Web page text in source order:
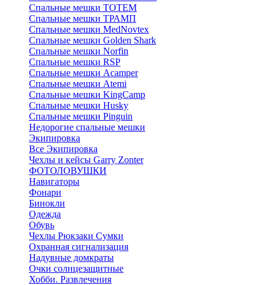
Спальные мешки ТОТЕМ
Спальные мешки ТРАМП
Cпальные мешки MedNovtex
Спальные мешки Golden Shark
Спальные мешки Norfin
Спальные мешки RSP
Спальные мешки Acamper
Спальные мешки Atemi
Спальные мешки KingCamp
Спальные мешки Husky
Спальные мешки Pinguin
Недорогие спальные мешки
Экипировка
Все Экипировка
Чехлы и кейсы Garry Zonter
ФОТОЛОВУШКИ
Навигаторы
Фонари
Бинокли
Одежда
Обувь
Чехлы Рюкзаки Сумки
Охранная сигнализация
Надувные домкраты
Очки солнцезащитные
Хобби. Развлечения